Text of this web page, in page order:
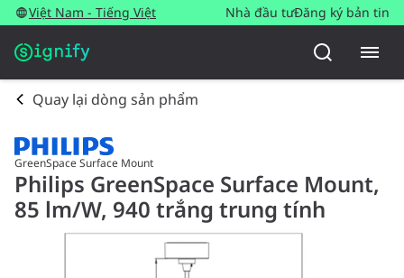
Việt Nam - Tiếng Việt Nhà đầu tưĐăng ký bản tin
Quay lại dòng sản phẩm
GreenSpace Surface Mount
Philips GreenSpace Surface Mount,
85 lm/W, 940 trắng trung tính